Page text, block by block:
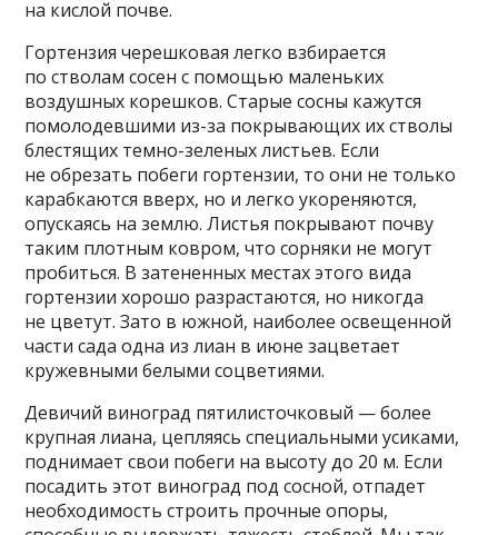
на кислой почве.
Гортензия черешковая легко взбирается
по стволам сосен с помощью маленьких
воздушных корешков. Старые сосны кажутся
помолодевшими из-за покрывающих их стволы
блестящих темно-зеленых листьев. Если
не обрезать побеги гортензии, то они не только
карабкаются вверх, но и легко укореняются,
опускаясь на землю. Листья покрывают почву
таким плотным ковром, что сорняки не могут
пробиться. В затененных местах этого вида
гортензии хорошо разрастаются, но никогда
не цветут. Зато в южной, наиболее освещенной
части сада одна из лиан в июне зацветает
кружевными белыми соцветиями.
Девичий виноград пятилисточковый — более
крупная лиана, цепляясь специальными усиками,
поднимает свои побеги на высоту до 20 м. Если
посадить этот виноград под сосной, отпадет
необходимость строить прочные опоры,